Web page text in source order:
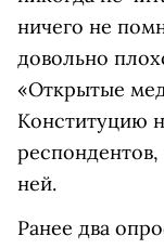
ничего не
довольно
«Открытые
Конституцию
ней.
Ранее два